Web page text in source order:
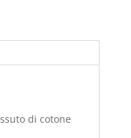
di cotone